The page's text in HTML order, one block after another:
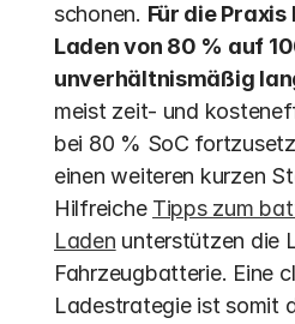
schonen. Für die
Laden von 80 % auf
unverhältnismäßig
meist zeit- und
bei 80 % SoC
einen weiteren kurzen
Hilfreiche Tipps zum
Laden unterstützen die
Fahrzeugbatterie. Eine
Ladestrategie ist somit